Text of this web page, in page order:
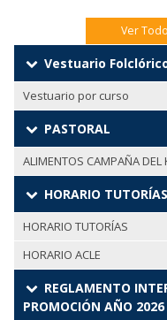
Ver
Vestuario
Vestuario por curso
PASTORAL
ALIMENTOS CAMPAÑA DEL
HORARIO
HORARIO TUTORÍAS
HORARIO ACLE
REGLAMENTO
PROMOCIÓN AÑO 2026